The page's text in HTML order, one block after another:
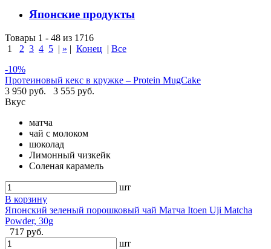
Японские продукты
Товары 1 - 48 из 1716
1
2 3 4 5 | » | Конец | Все
-10%
Протеиновый кекс в кружке – Protein MugCake
3 950 руб.
3 555 руб.
Вкус
матча
чай с молоком
шоколад
Лимонный чизкейк
Соленая карамель
шт
В корзину
Японский зеленый порошковый чай Матча Itoen Uji Matcha
Powder, 30g
717 руб.
шт